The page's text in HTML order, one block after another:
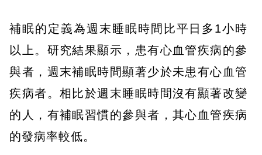
補眠的定義為週末睡眠時間比平日多1小時
以上。研究結果顯示，患有心血管疾病的參
與者，週末補眠時間顯著少於未患有心血管
疾病者。相比於週末睡眠時間沒有顯著改變
的人，有補眠習慣的參與者，其心血管疾病
的發病率較低。